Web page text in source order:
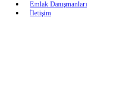
Emlak Danışmanları
İletişim